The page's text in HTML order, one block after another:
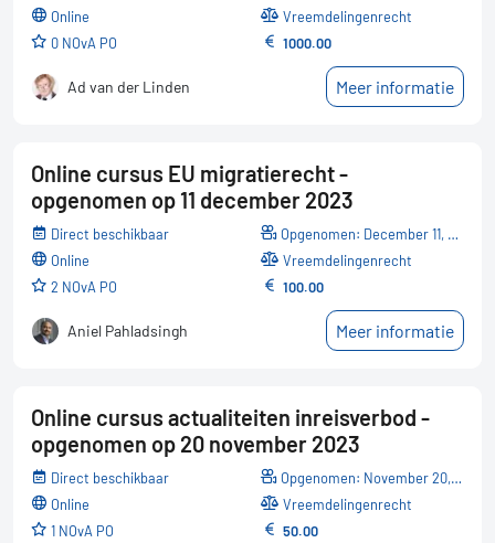
online
0 NOvA PO
Vreemdelingenrecht
1000.00
Ad van der Linden Meer informatie
Online cursus EU migratierecht -
opgenomen op 11 december 2023
Direct beschikbaar
online
2 NOvA PO
Opgenomen: December 11, 2023
Vreemdelingenrecht
100.00
Aniel Pahladsingh Meer informatie
Online cursus actualiteiten inreisverbod -
opgenomen op 20 november 2023
Direct beschikbaar
online
1 NOvA PO
Opgenomen: November 20, 2023
Vreemdelingenrecht
50.00